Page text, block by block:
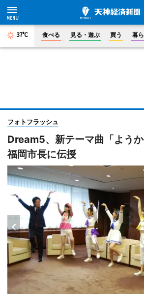
37°C 食べる 見る・遊ぶ 買う 暮
フォトフラッシュ
Dream5、新テーマ曲「よう
福岡市長に伝授